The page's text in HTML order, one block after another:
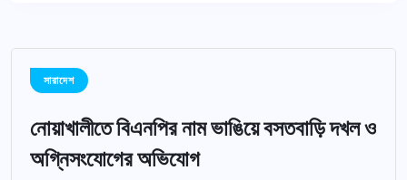
সারাদেশ
নোয়াখালীতে বিএনপির নাম ভাঙিয়ে বসতবাড়ি দখল ও
অগ্নিসংযোগের অভিযোগ